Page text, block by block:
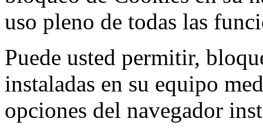
uso pleno de todas las
Puede usted permitir,
instaladas en su equipo
opciones del navegador